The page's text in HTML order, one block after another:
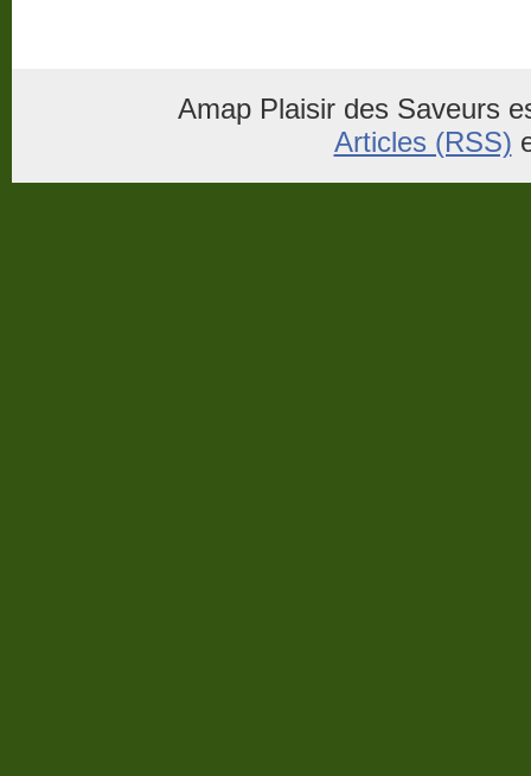
Amap Plaisir des Saveurs
Articles (RSS)